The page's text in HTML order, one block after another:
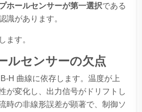
ホールセンサーが第一選択である
識があります。
ます。
ルセンサーの欠点
H 曲線に依存します。温度が上
が変化し、出力信号がドリフトし
時の非線形誤差が顕著で、制御ソ